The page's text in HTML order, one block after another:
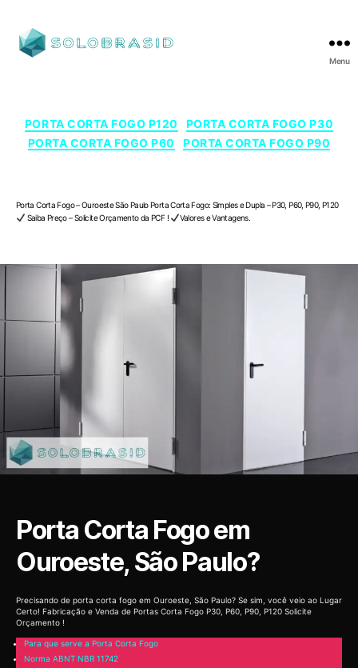
Menu
PORTA CORTA FOGO P120
PORTA CORTA FOGO P30
PORTA CORTA FOGO P60
PORTA CORTA FOGO P90
Porta Corta Fogo – Ouroeste São Paulo Porta Corta Fogo: Simples e Dupla – P30, P60, P90, P120
Saiba Preço – Solicite Orçamento da PCF !
Valores e Vantagens.
Porta Corta Fogo em
Ouroeste, São Paulo?
Precisando de porta corta fogo em Ouroeste, São Paulo? Se sim, você veio ao Lugar
Certo! Fabricação e Venda de Portas Corta Fogo P30, P60, P90, P120 Solicite
Orçamento !
Para que serve a Porta Corta Fogo
Norma ABNT NBR 11742